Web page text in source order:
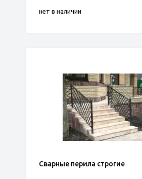
нет в наличии
Сварные перила строгие